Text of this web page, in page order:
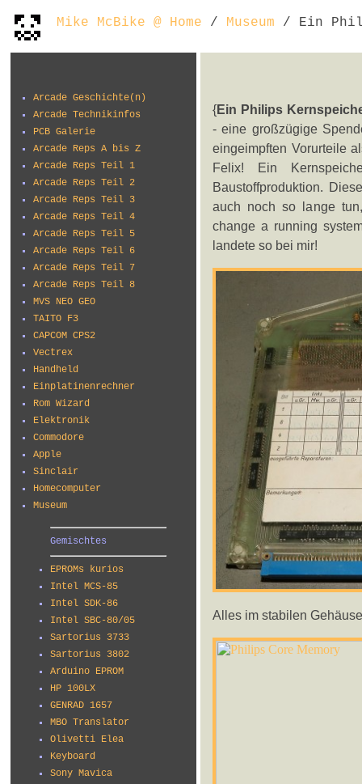
Mike McBike @ Home / Museum / Ein
Arcade Geschichte(n)
Arcade Technikinfos
PCB Galerie
Arcade Reps A bis Z
Arcade Reps Teil 1
Arcade Reps Teil 2
Arcade Reps Teil 3
Arcade Reps Teil 4
Arcade Reps Teil 5
Arcade Reps Teil 6
Arcade Reps Teil 7
Arcade Reps Teil 8
MVS NEO GEO
TAITO F3
CAPCOM CPS2
Vectrex
Handheld
Einplatinenrechner
Rom Wizard
Elektronik
Commodore
Apple
Sinclair
Homecomputer
Museum
Gemischtes
EPROMs kurios
Intel MCS-85
Intel SDK-86
Intel SBC-80/05
Sartorius 3733
Sartorius 3802
Arduino EPROM
HP 100LX
GENRAD 1657
MBO Translator
Olivetti Elea
Keyboard
Sony Mavica
{Ein Philips
- eine großzügige
eingeimpften Vorurteile
Felix! Ein
Baustoffproduktion.
auch noch so lange
change a running
landete so bei mir!
Alles im stabilen